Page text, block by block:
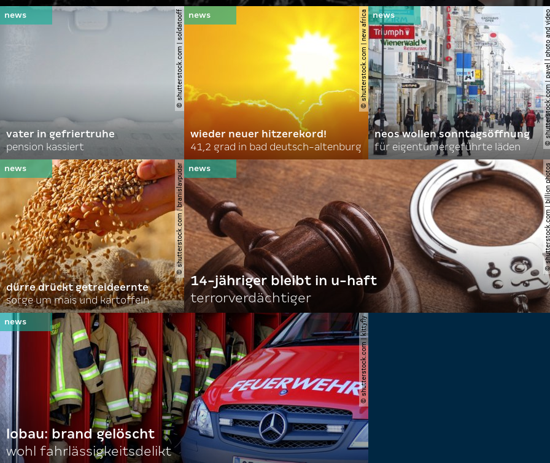
© shutterstock.com | soldatooff
vater in gefriertruhe
pension kassiert
© shutterstock.com | new africa
wieder neuer hitzerekord!
41,2 grad in bad deutsch-altenburg
©
neos wollen sonntagsöffnung
für eigentümergeführte läden
© shutterstock.com | branislavpudar
dürre drückt getreideernte
sorge um mais und kartoffeln
©
14-jähriger bleibt in u-haft
terrorverdächtiger
© shutterstock.com | kittyfly
lobau: brand gelöscht
wohl fahrlässigkeitsdelikt